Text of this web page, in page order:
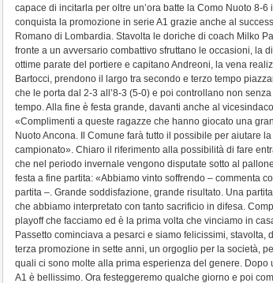
capace di incitarla per oltre un’ora batte la Como Nuoto 8-6
conquista la promozione in serie A1 grazie anche al
Romano di Lombardia. Stavolta le doriche di coach Milko
fronte a un avversario combattivo sfruttano le occasioni, la
ottime parate del portiere e capitano Andreoni, la vena
Bartocci, prendono il largo tra secondo e terzo tempo
che le porta dal 2-3 all’8-3 (5-0) e poi controllano non
tempo. Alla fine è festa grande, davanti anche al
«Complimenti a queste ragazze che hanno giocato una
Nuoto Ancona. Il Comune farà tutto il possibile per aiutare
campionato». Chiaro il riferimento alla possibilità di fare
che nel periodo invernale vengono disputate sotto al
festa a fine partita: «Abbiamo vinto soffrendo – commenta
partita –. Grande soddisfazione, grande risultato. Una
che abbiamo interpretato con tanto sacrificio in difesa.
playoff che facciamo ed è la prima volta che vinciamo in
Passetto cominciava a pesarci e siamo felicissimi, stavolta,
terza promozione in sette anni, un orgoglio per la società,
quali ci sono molte alla prima esperienza del genere. Dopo
A1 è bellissimo. Ora festeggeremo qualche giorno e poi